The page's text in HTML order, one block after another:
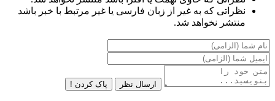
نظراتی که به غیر از زبان فارسی یا غیر مرتبط با خبر باشد
منتشر نخواهد شد.
ارسال نظر پاک کردن !